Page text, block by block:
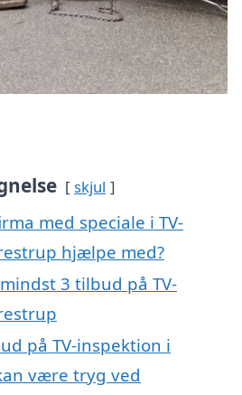
skjul
med speciale i TV-
hjælpe med?
3 tilbud på TV-
på TV-inspektion i
være tryg ved